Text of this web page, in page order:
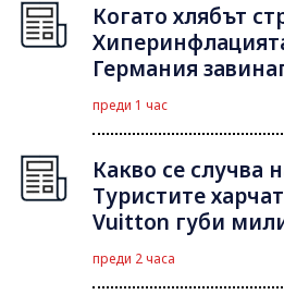
Когато хлябът
Германия
преди 1 час
Какво се случва
Туристите
Vuitton губи
преди 2 часа